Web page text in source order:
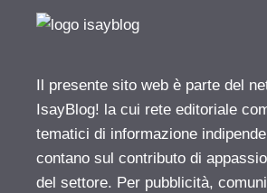
Il presente sito web è parte del
IsayBlog! la cui rete editoriale
tematici di informazione
contano sul contributo di
del settore. Per pubblicità,